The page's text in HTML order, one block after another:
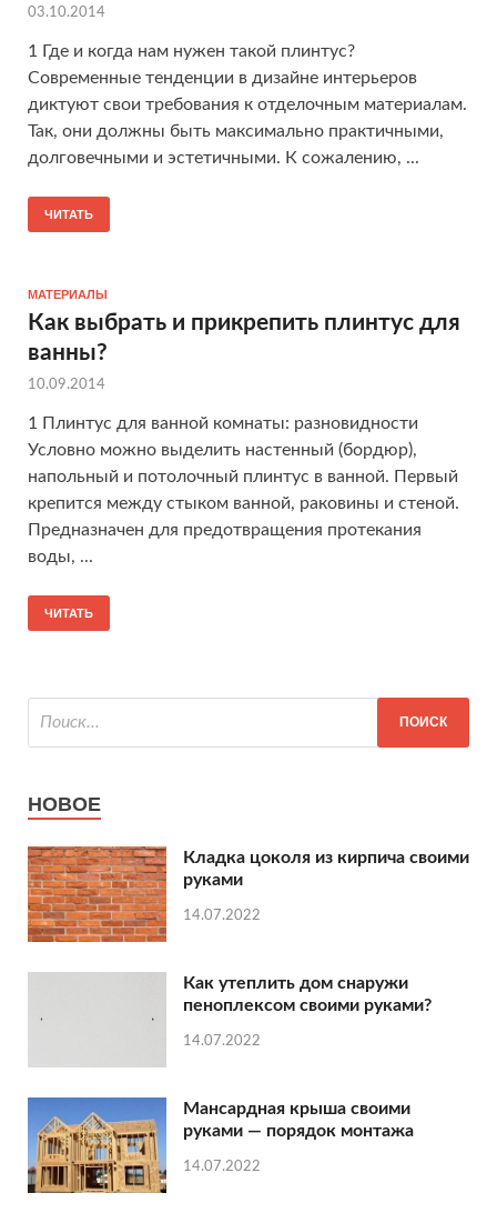
03.10.2014
1 Где и когда нам нужен такой плинтус?
Современные тенденции в дизайне интерьеров
диктуют свои требования к отделочным материалам.
Так, они должны быть максимально практичными,
долговечными и эстетичными. К сожалению, ...
ЧИТАТЬ
МАТЕРИАЛЫ
Как выбрать и прикрепить плинтус для
ванны?
10.09.2014
1 Плинтус для ванной комнаты: разновидности
Условно можно выделить настенный (бордюр),
напольный и потолочный плинтус в ванной. Первый
крепится между стыком ванной, раковины и стеной.
Предназначен для предотвращения протекания
воды, ...
ЧИТАТЬ
НОВОЕ
Кладка цоколя из кирпича своими
руками
14.07.2022
Как утеплить дом снаружи
пеноплексом своими руками?
14.07.2022
Мансардная крыша своими
руками — порядок монтажа
14.07.2022